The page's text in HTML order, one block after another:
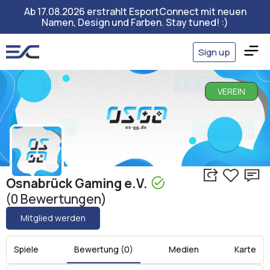
Ab 17.08.2026 erstrahlt EsportConnect mit neuen
Namen, Design und Farben. Stay tuned! :)
Sign up
VEREIN
Osnabrück Gaming e.V.
(0 Bewertungen)
Mitglied werden
Spiele Bewertung (0) Medien Karte